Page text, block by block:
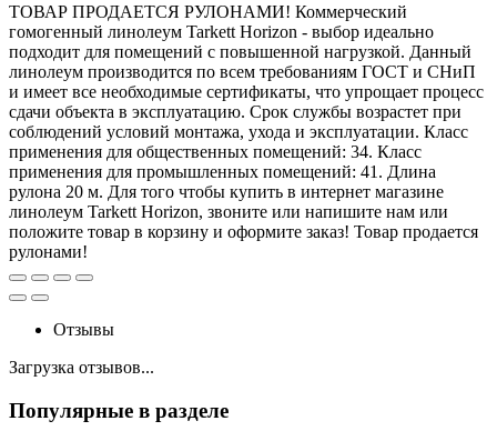
ТОВАР ПРОДАЕТСЯ РУЛОНАМИ! Коммерческий
гомогенный линолеум Tarkett Horizon - выбор идеально
подходит для помещений с повышенной нагрузкой. Данный
линолеум производится по всем требованиям ГОСТ и СНиП
и имеет все необходимые сертификаты, что упрощает процесс
сдачи объекта в эксплуатацию. Срок службы возрастет при
соблюдений условий монтажа, ухода и эксплуатации. Класс
применения для общественных помещений: 34. Класс
применения для промышленных помещений: 41. Длина
рулона 20 м. Для того чтобы купить в интернет магазине
линолеум Tarkett Horizon, звоните или напишите нам или
положите товар в корзину и оформите заказ! Товар продается
рулонами!
Отзывы
Загрузка отзывов...
Популярные в разделе